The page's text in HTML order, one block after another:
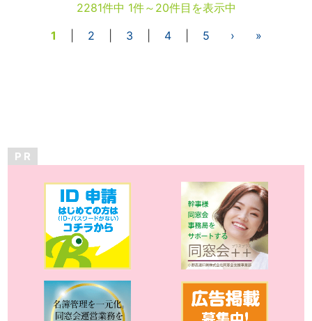
2281件中 1件～20件目を表示中
1
2 3 4| 5 › »
P R